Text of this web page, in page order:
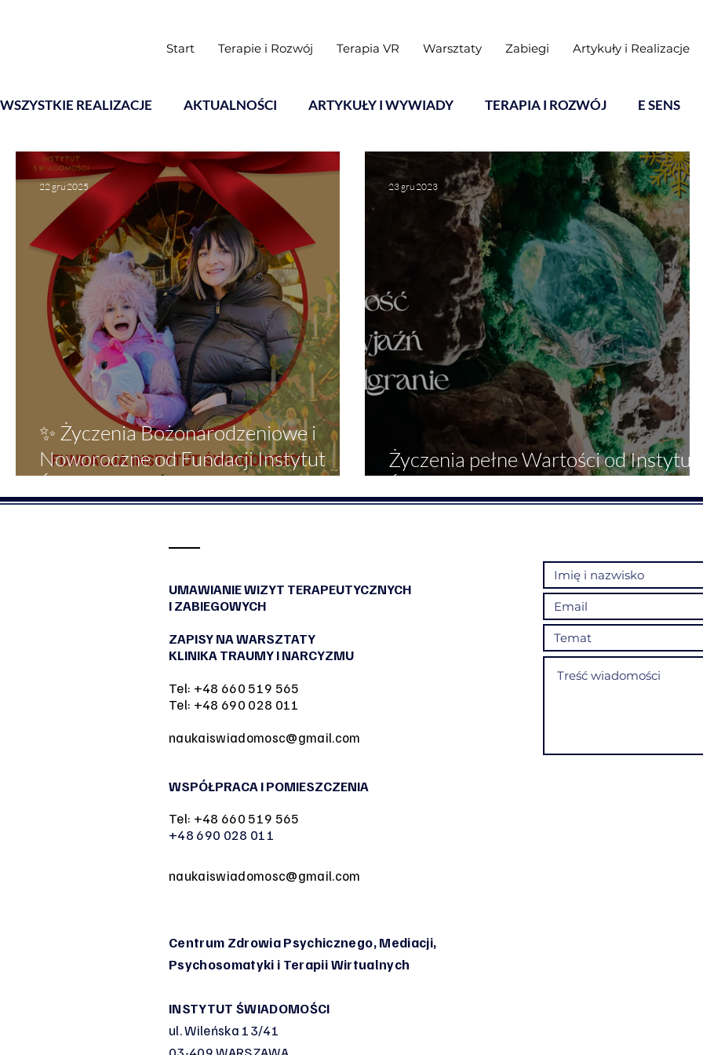
Start Terapie i Rozwój Terapia VR Warsztaty Zabiegi Artykuły i Realizacje
WSZYSTKIE REALIZACJE AKTUALNOŚCI ARTYKUŁY I WYWIADY TERAPIA I ROZWÓJ E SENS
Warsztaty
✨ Życzenia Bożonarodzeniowe i
Noworoczne od Fundacji Instytut
Świadomości✨
22 gru 2025
Życzenia pełne Wartości od
23 gru 2023
UMAWIANIE WIZYT TERAPEUTYCZNYCH
I ZABIEGOWYCH
ZAPISY NA WARSZTATY
KLINIKA TRAUMY I NARCYZMU
Tel: +48 660 519 565
Tel: +48 690 028 011
naukaiswiadomosc@gmail.com
WSPÓŁPRACA I POMIESZCZENIA
Tel: +48 660 519 565
+48 690 028 011
naukaiswiadomosc@gmail.com
Centrum Zdrowia Psychicznego, Mediacji,
Psychosomatyki i Terapii Wirtualnych
INSTYTUT ŚWIADOMOŚCI
ul. Wileńska 13/41